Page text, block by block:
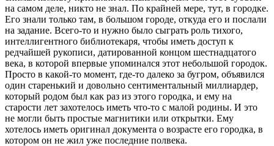
на самом деле, никто не знал. По крайней мере, тут, в городке.
Его знали только там, в большом городе, откуда его и послали
на задание. Всего-то и нужно было сыграть роль тихого,
интеллигентного библиотекаря, чтобы иметь доступ к
редчайшей рукописи, датированной концом шестнадцатого
века, в которой впервые упоминался этот небольшой городок.
Просто в какой-то момент, где-то далеко за бугром, объявился
один старенький и довольно сентиментальный миллиардер,
который родом был как раз из этого городка, и ему на
старости лет захотелось иметь что-то с малой родины. И это
не могли быть простые магнитики или открытки. Ему
хотелось иметь оригинал документа о возрасте его городка, в
котором он не жил уже последние полвека.